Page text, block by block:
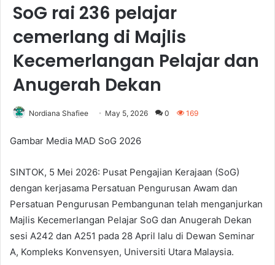
SoG rai 236 pelajar
cemerlang di Majlis
Kecemerlangan Pelajar dan
Anugerah Dekan
Nordiana Shafiee May 5, 2026 0 169
Gambar Media MAD SoG 2026
SINTOK, 5 Mei 2026: Pusat Pengajian Kerajaan (SoG)
dengan kerjasama Persatuan Pengurusan Awam dan
Persatuan Pengurusan Pembangunan telah menganjurkan
Majlis Kecemerlangan Pelajar SoG dan Anugerah Dekan
sesi A242 dan A251 pada 28 April lalu di Dewan Seminar
A, Kompleks Konvensyen, Universiti Utara Malaysia.